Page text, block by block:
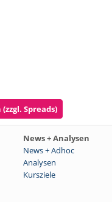
Spreads)
News + Analysen
News + Adhoc
Analysen
Kursziele